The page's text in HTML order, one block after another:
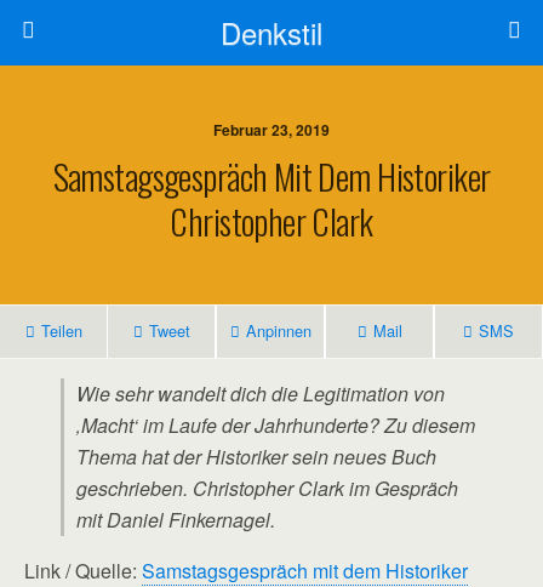
Denkstil
Februar 23, 2019
Samstagsgespräch Mit Dem Historiker
Christopher Clark
Teilen Tweet Anpinnen Mail SMS
Wie sehr wandelt dich die Legitimation von
‚Macht‘ im Laufe der Jahrhunderte? Zu diesem
Thema hat der Historiker sein neues Buch
geschrieben. Christopher Clark im Gespräch
mit Daniel Finkernagel.
Link / Quelle: Samstagsgespräch mit dem Historiker